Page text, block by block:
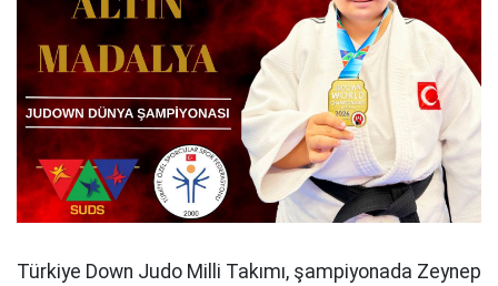
Türkiye Down Judo Milli Takımı, şampiyonada Zeynep